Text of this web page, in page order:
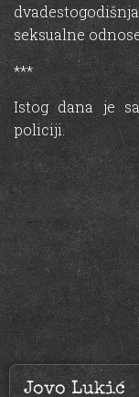
seksualne
***
Istog dana je
policiji.
Jovo Lukić